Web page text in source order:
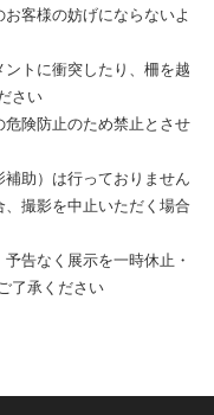
客様の妨げにならないよ
トに衝突したり、柵を越
さい
険防止のため禁止とさせ
助）は行っておりません
撮影を中止いただく場合
告なく展示を一時休止・
了承ください